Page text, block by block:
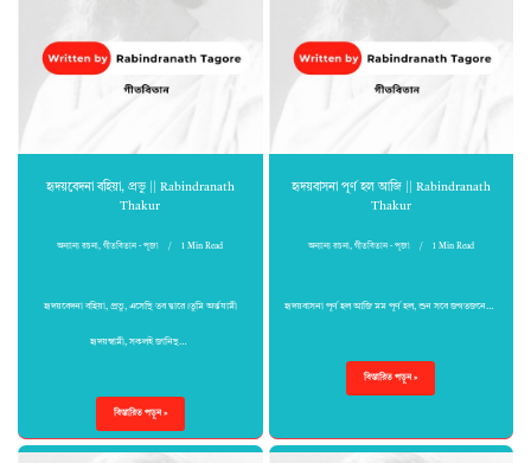
হৃদয়বেদনা বহিয়া, প্রভু || Rabindranath
Thakur
অন্যান্য রচনা,গীতবিতান - পূজা 1 Min Read
হৃদয়বেদনা বহিয়া, প্রভু, এসেছি তব দ্বারে।তুমি অর্ন্তযামী
হৃদয়স্বামী, সকলই জানিছ…
বিস্তারিত পড়ুন »
হৃদয়বাসনা পূর্ণ হল আজি || Rabindranath
Thakur
অন্যান্য রচনা , গীতবিতান - পূজা 1 Min Read
হৃদয়বাসনা পূর্ণ হল আজি মম পূর্ণ হল, শুন সবে জগতজনে…
বিস্তারিত পড়ুন »